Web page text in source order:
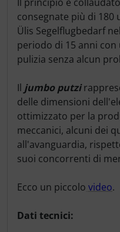
consegnate più di 180
Ülis Segelflugbedarf
periodo di 15 anni
pulizia senza alcun
Il jumbo putzi
delle dimensioni
ottimizzato per la
meccanici, alcuni dei
all'avanguardia,
suoi concorrenti di
Ecco un piccolo video.
Dati tecnici: